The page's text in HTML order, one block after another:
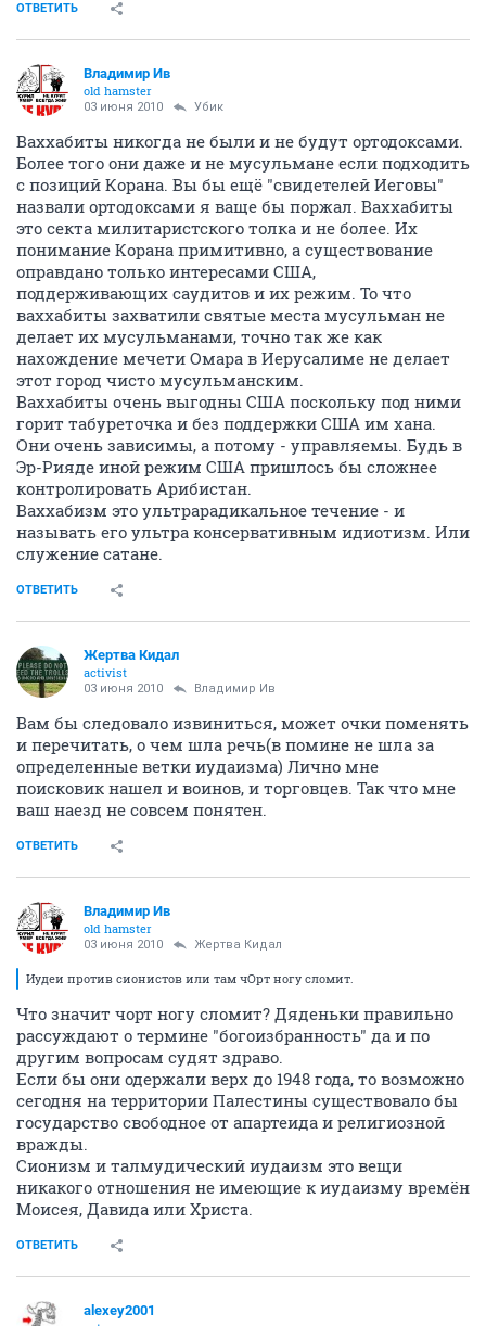
ОТВЕТИТЬ
Владимир Ив
old hamster
03 июня 2010 Убик
Ваххабиты никогда не были и не будут ортодоксами.
Более того они даже и не мусульмане если подходить
с позиций Корана. Вы бы ещё "свидетелей Иеговы"
назвали ортодоксами я ваще бы поржал. Ваххабиты
это секта милитаристского толка и не более. Их
понимание Корана примитивно, а существование
оправдано только интересами США,
поддерживающих саудитов и их режим. То что
ваххабиты захватили святые места мусульман не
делает их мусульманами, точно так же как
нахождение мечети Омара в Иерусалиме не делает
этот город чисто мусульманским.
Ваххабиты очень выгодны США поскольку под ними
горит табуреточка и без поддержки США им хана.
Они очень зависимы, а потому - управляемы. Будь в
Эр-Рияде иной режим США пришлось бы сложнее
контролировать Арибистан.
Ваххабизм это ультрарадикальное течение - и
называть его ультра консервативным идиотизм. Или
служение сатане.
ОТВЕТИТЬ
Жертва Кидал
activist
03 июня 2010 Владимир Ив
Вам бы следовало извиниться, может очки поменять
и перечитать, о чем шла речь(в помине не шла за
определенные ветки иудаизма) Лично мне
поисковик нашел и воинов, и торговцев. Так что мне
ваш наезд не совсем понятен.
ОТВЕТИТЬ
Владимир Ив
old hamster
03 июня 2010 Жертва Кидал
Иудеи против сионистов или там чОрт ногу сломит.
Что значит чорт ногу сломит? Дяденьки правильно
рассуждают о термине "богоизбранность" да и по
другим вопросам судят здраво.
Если бы они одержали верх до 1948 года, то возможно
сегодня на территории Палестины существовало бы
государство свободное от апартеида и религиозной
вражды.
Сионизм и талмудический иудаизм это вещи
никакого отношения не имеющие к иудаизму времён
Моисея, Давида или Христа.
ОТВЕТИТЬ
alexey2001